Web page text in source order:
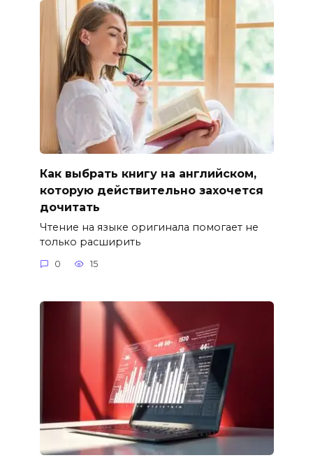
Как выбрать книгу на английском,
которую действительно захочется
дочитать
Чтение на языке оригинала помогает не
только расширить
0 15